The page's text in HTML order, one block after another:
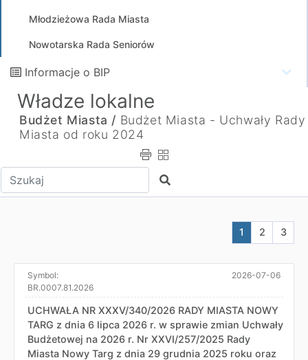
Młodzieżowa Rada Miasta
Nowotarska Rada Seniorów
Informacje o BIP
Władze lokalne
Budżet Miasta / Budżet Miasta - Uchwały Rady
Miasta od roku 2024
Wpisz tekst do wyszukania Szukaj
Aktualna
1 Przejdź
2 3
Symbol:
BR.0007.81.2026
2026-07-06
UCHWAŁA NR XXXV/340/2026 RADY MIASTA NOWY
TARG z dnia 6 lipca 2026 r. w sprawie zmian Uchwały
Budżetowej na 2026 r. Nr XXVI/257/2025 Rady
Miasta Nowy Targ z dnia 29 grudnia 2025 roku oraz